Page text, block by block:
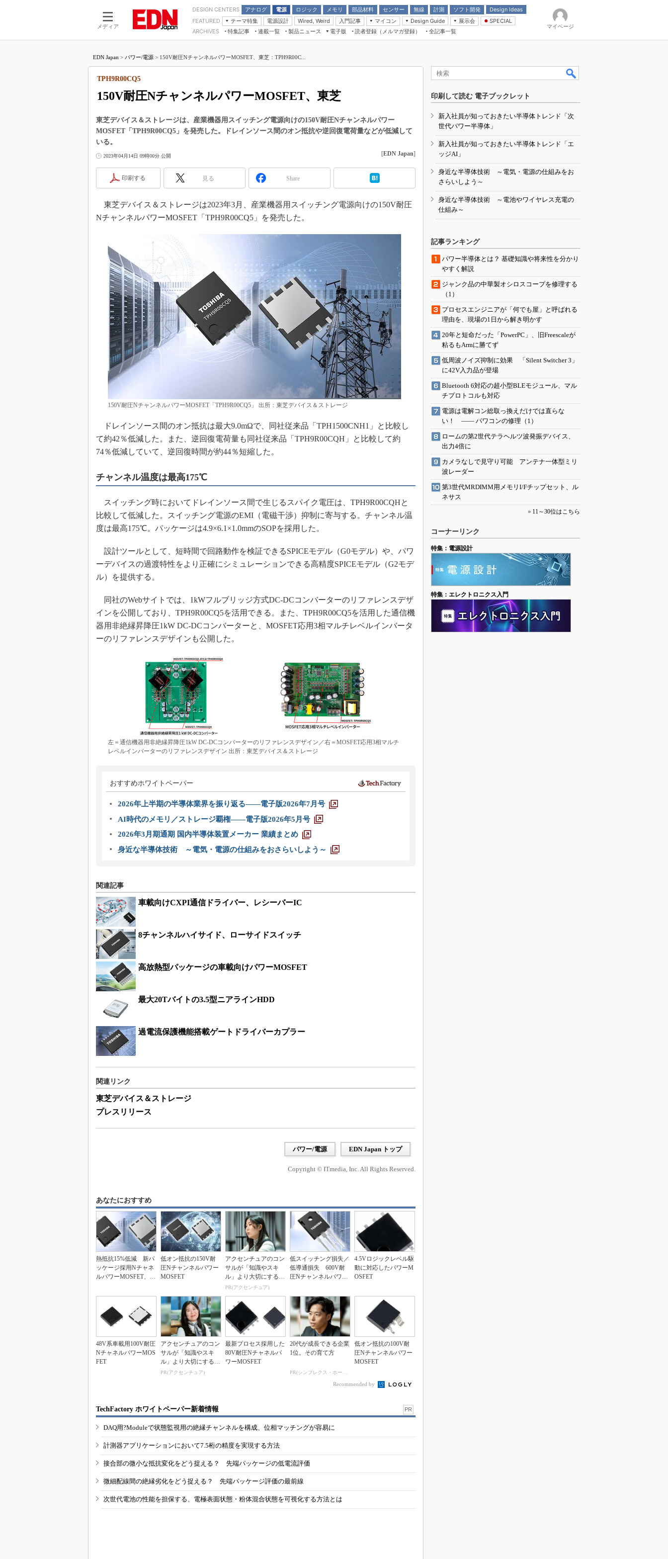
メディア
DESIGN CENTERS アナログ
電源
モーター
ロジック
LSI
メモリ
部品材料
受動部品
センサー 無線 計測 ソフト開発
Design Ideas
アナログ機能回路
計測とテスト
FEATURED
テーマ特集
つながるクルマ
エレクトロニクス入門
医療エレ（EE Times Japan）
電源設計 Wired, Weird
入門記事
モーター入門
マイコン
マイコン講座
Design Guide
計測機器
展示会
CEATEC
組込み/エッジコンピューティング展
SPECIAL
Microchip情報
ARCHIVES 特集記事
連載一覧
マイクロプロセッサ懐古録
たった2つの式で始めるDC/DCコン
DC-DCコンバーター活用講座
Wired, Weird
高速シリアル伝送技術講座
ズ編
めざせ高効率！ モーター駆動入門講
Bluetooth mesh入門
「SPICEの仕組みとその活用設計」
最新記事一覧
計測器メーカーから見た5G
USB Type-Cの登場で評価試験はど
う変わる？
IoT時代の無線規格を知る【Thread
編】
IoT時代の無線規格を知る【Z-Wave
製品ニュース
電子版
電子ブックレット
読者登録（メルマガ登録） 全記事一覧
マイページ
EDN Japan > パワー/電源 > 150V耐圧NチャンネルパワーMOSFET、東芝：TPH9R00C...
150V耐圧NチャンネルパワーMOSFET、東芝
TPH9R00CQ5
東芝デバイス＆ストレージは、産業機器用スイッチング電源向けの150V耐圧Nチャンネルパワー
MOSFET「TPH9R00CQ5」を発売した。ドレインソース間のオン抵抗や逆回復電荷量などが低減して
いる。
2023年04月14日 09時00分 公開 [EDN Japan]
印刷する 見る Share
東芝デバイス＆ストレージは2023年3月、産業機器用スイッチング電源向けの150V耐圧
NチャンネルパワーMOSFET「TPH9R00CQ5」を発売した。
150V耐圧NチャンネルパワーMOSFET「TPH9R00CQ5」 出所：東芝デバイス＆ストレージ
ドレインソース間のオン抵抗は最大9.0mΩで、同社従来品「TPH1500CNH1」と比較し
て約42％低減した。また、逆回復電荷量も同社従来品「TPH9R00CQH」と比較して約
74％低減していて、逆回復時間が約44％短縮した。
チャンネル温度は最高175℃
スイッチング時においてドレインソース間で生じるスパイク電圧は、TPH9R00CQHと
比較して低減した。スイッチング電源のEMI（電磁干渉）抑制に寄与する。チャンネル温
度は最高175℃。パッケージは4.9×6.1×1.0mmのSOPを採用した。
設計ツールとして、短時間で回路動作を検証できるSPICEモデル（G0モデル）や、パワ
ーデバイスの過渡特性をより正確にシミュレーションできる高精度SPICEモデル（G2モデ
ル）を提供する。
同社のWebサイトでは、1kWフルブリッジ方式DC-DCコンバーターのリファレンスデザ
インを公開しており、TPH9R00CQ5を活用できる。また、TPH9R00CQ5を活用した通信機
器用非絶縁昇降圧1kW DC-DCコンバーターと、MOSFET応用3相マルチレベルインバータ
ーのリファレンスデザインも公開した。
左＝通信機器用非絶縁昇降圧1kW DC-DCコンバーターのリファレンスデザイン／右＝MOSFET応用3相マルチ
レベルインバーターのリファレンスデザイン 出所：東芝デバイス＆ストレージ
おすすめホワイトペーパー
2026年上半期の半導体業界を振り返る――電子版2026年7月号
AI時代のメモリ／ストレージ覇権――電子版2026年5月号
2026年3月期通期 国内半導体装置メーカー 業績まとめ
身近な半導体技術 ～電気・電源の仕組みをおさらいしよう～
関連記事
車載向けCXPI通信ドライバー、レシーバーIC
8チャンネルハイサイド、ローサイドスイッチ
高放熱型パッケージの車載向けパワーMOSFET
最大20Tバイトの3.5型ニアラインHDD
過電流保護機能搭載ゲートドライバーカプラー
関連リンク
東芝デバイス＆ストレージ
プレスリリース
パワー/電源 EDN Japan トップ
Copyright © ITmedia, Inc. All Rights Reserved.
あなたにおすすめ
熱抵抗15%低減 新パ
ッケージ採用Nチャネ
ルパワーMOSFET、東
低オン抵抗の150V耐
圧Nチャンネルパワー
MOSFET
アクセンチュアのコン
サルが「知識やスキ
ル」より大切にする視
点
PR(アクセンチュア)
低スイッチング損失／
低導通損失 600V耐
圧Nチャンネルパワー
4.5Vロジックレベル駆
動に対応したパワーM
OSFET
48V系車載用100V耐圧
NチャネルパワーMOS
FET
アクセンチュアのコン
サルが「知識やスキ
ル」より大切にする視
点
PR(アクセンチュア)
最新プロセス採用した
80V耐圧Nチャネルパ
ワーMOSFET
20代が成長できる企業
1位。その育て方
PR(シンプレクス・ホールディングス)
低オン抵抗の100V耐
圧Nチャンネルパワー
MOSFET
Recommended by
TechFactory ホワイトペーパー新着情報 PR
DAQ用?Moduleで状態監視用の絶縁チャンネルを構成、位相マッチングが容易に
計測器アプリケーションにおいて7.5桁の精度を実現する方法
接合部の微小な抵抗変化をどう捉える？ 先端パッケージの低電流評価
微細配線間の絶縁劣化をどう捉える？ 先端パッケージ評価の最前線
次世代電池の性能を担保する、電極表面状態・粉体混合状態を可視化する方法とは
印刷して読む 電子ブックレット
新入社員が知っておきたい半導体トレンド「次
世代パワー半導体」
新入社員が知っておきたい半導体トレンド「エ
ッジAI」
身近な半導体技術 ～電気・電源の仕組みをお
さらいしよう～
身近な半導体技術 ～電池やワイヤレス充電の
仕組み～
記事ランキング
パワー半導体とは？ 基礎知識や将来性を分かり
やすく解説
ジャンク品の中華製オシロスコープを修理する
（1）
プロセスエンジニアが「何でも屋」と呼ばれる
理由を、現場の1日から解き明かす
20年と短命だった「PowerPC」、旧Freescaleが
粘るもArmに勝てず
低周波ノイズ抑制に効果 「Silent Switcher 3」
に42V入力品が登場
Bluetooth 6対応の超小型BLEモジュール、マル
チプロトコルも対応
電源は電解コン総取っ換えだけでは直らな
い！ ―― パワコンの修理（1）
ロームの第2世代テラヘルツ波発振デバイス、
出力4倍に
カメラなしで見守り可能 アンテナ一体型ミリ
波レーダー
第3世代MRDIMM用メモリI/Fチップセット、ル
ネサス
» 11～30位はこちら
コーナーリンク
特集：電源設計
特集：エレクトロニクス入門